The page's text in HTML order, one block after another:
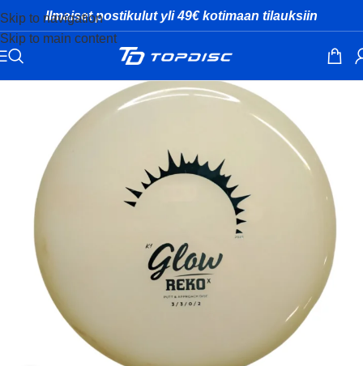
Skip to navigation
Skip to main content
Ilmaiset postikulut yli 49€ kotimaan tilauksiin